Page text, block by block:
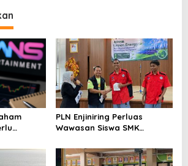
PLN Enjiniring Perluas
Wawasan Siswa SMK
Perubahan Iklim